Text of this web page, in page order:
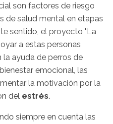
son factores de riesgo
de salud mental en etapas
sentido, el proyecto "La
a estas personas
ayuda de perros de
emocional, las
la motivación por la
del estrés.
siempre en cuenta las